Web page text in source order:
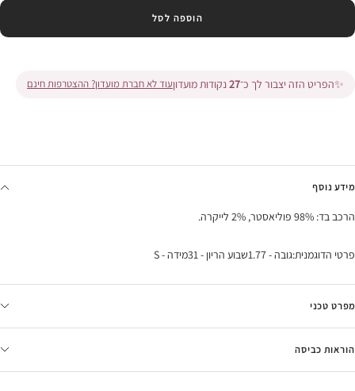
הוספה לסל
✨הפריט הזה יצבור לך כ־27נקודות מועדוןעוד לא חברת מועדון? ההצטרפות חינם
מידע נוסף
הרכב בד: 98% פוליאסטר, 2% לייקרה.
פרטי הדוגמנית:גובה - 1.77שבוע הריון - 31מידה - S
מפרט טכני
הוראות כביסה